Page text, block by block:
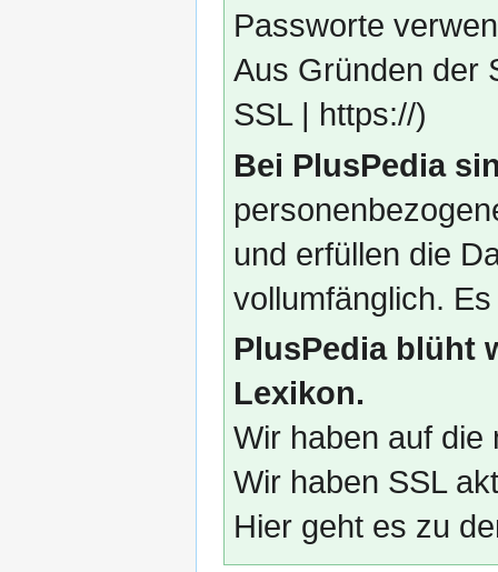
Passworte
Aus Gründen der
SSL | https://)
Bei PlusPedia
und erfüllen die
vollumfänglich.
PlusPedia blüht
Lexikon.
Wir haben auf die
Wir haben SSL
Hier geht es zu